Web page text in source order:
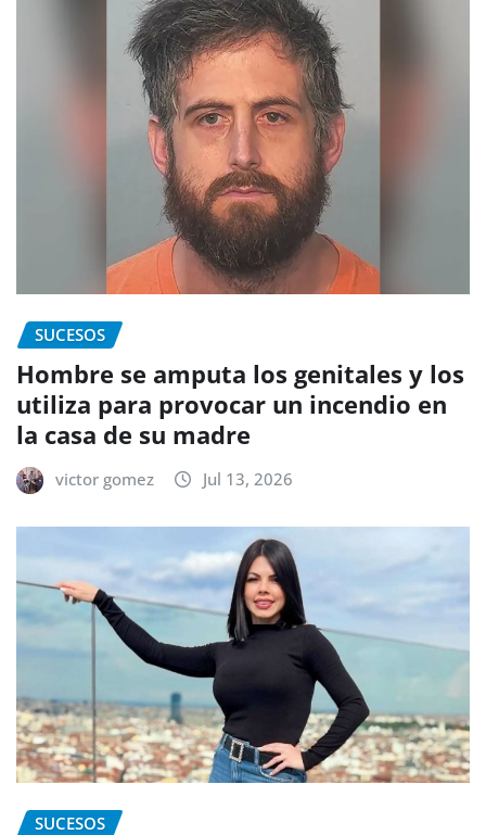
SUCESOS
Hombre se amputa los genitales y los
utiliza para provocar un incendio en
la casa de su madre
victor gomez Jul 13, 2026
SUCESOS